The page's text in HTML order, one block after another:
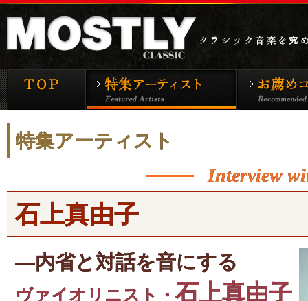
モーストリー・クラシックTOP 特集アーティ
特集アーティスト
Interview
石上真由子
―内省と対話を音にする
ヴァイオリニスト・ 石上真由子